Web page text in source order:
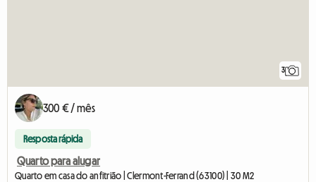
3
300 € / mês
Resposta rápida
Quarto para alugar
Quarto em casa do anfitrião | Clermont-Ferrand (63100) | 30 M2